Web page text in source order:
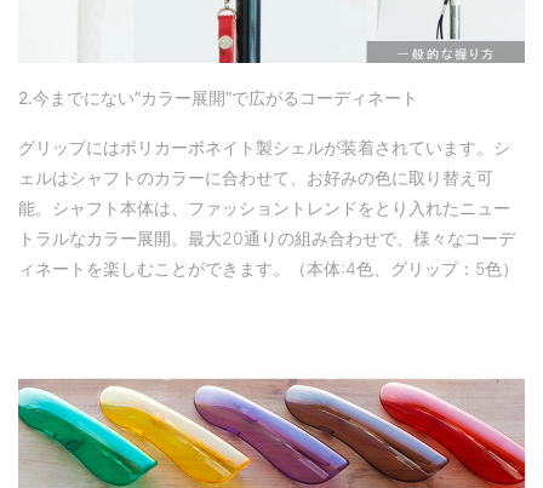
2.今までにない”カラー展開”で広がるコーディネート
グリップにはポリカーボネイト製シェルが装着されています。シ
ェルはシャフトのカラーに合わせて、お好みの色に取り替え可
能。シャフト本体は、ファッショントレンドをとり入れたニュー
トラルなカラー展開。最大20通りの組み合わせで、様々なコーデ
ィネートを楽しむことができます。（本体:4色、グリップ：5色）